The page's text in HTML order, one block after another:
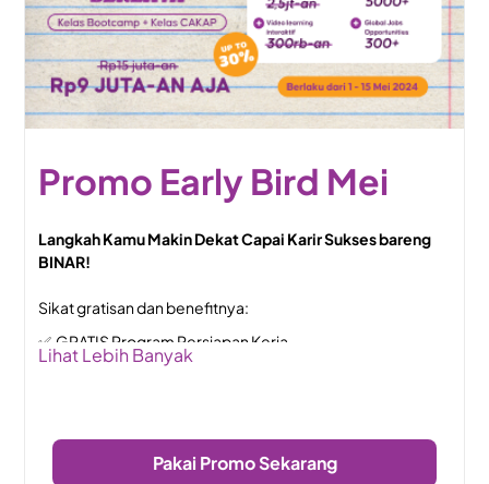
Promo Early Bird Mei
Langkah Kamu Makin Dekat Capai Karir Sukses bareng
BINAR!
Sikat gratisan dan benefitnya:
✅ GRATIS Program Persiapan Kerja
✅ GRATIS subscription BinarGO! 3 Bulan
Lihat Lebih Banyak
Pakai Promo Sekarang